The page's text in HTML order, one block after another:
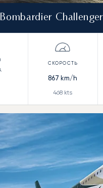
Bombardier
867 km/h
468 kts